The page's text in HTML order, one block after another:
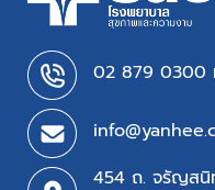
02 879 0300
454 ถ. จรัญสนิ